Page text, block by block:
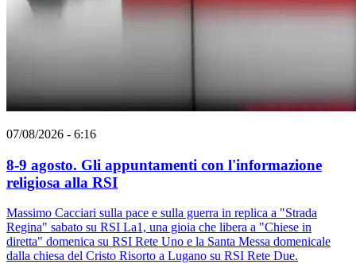
07/08/2026 - 6:16
8-9 agosto. Gli appuntamenti con l'informazione
religiosa alla RSI
Massimo Cacciari sulla pace e sulla guerra in replica a "Strada
Regina" sabato su RSI La1, una gioia che libera a "Chiese in
diretta" domenica su RSI Rete Uno e la Santa Messa domenicale
dalla chiesa del Cristo Risorto a Lugano su RSI Rete Due.